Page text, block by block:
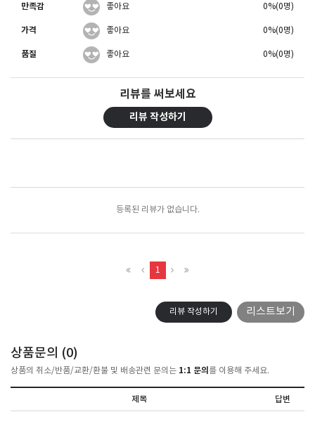
만족감 좋아요 0%(0명)
가격 좋아요 0%(0명)
품질 좋아요 0%(0명)
리뷰를 써보세요
리뷰 작성하기
등록된 리뷰가 없습니다.
1
리뷰 작성하기 리스트보기
상품문의 (0)
상품의 취소/반품/교환/환불 및 배송관련 문의는 1:1 문의 를 이용해 주세요.
제목 답변